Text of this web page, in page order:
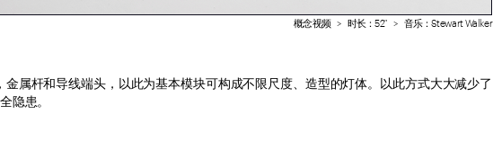
概念视频   >   时长：52″   >   音乐：Stewart Walker
属杆和导线端头，以此为基本模块可构成不限尺度、造型的灯体。以此方式大大减少了
隐患。